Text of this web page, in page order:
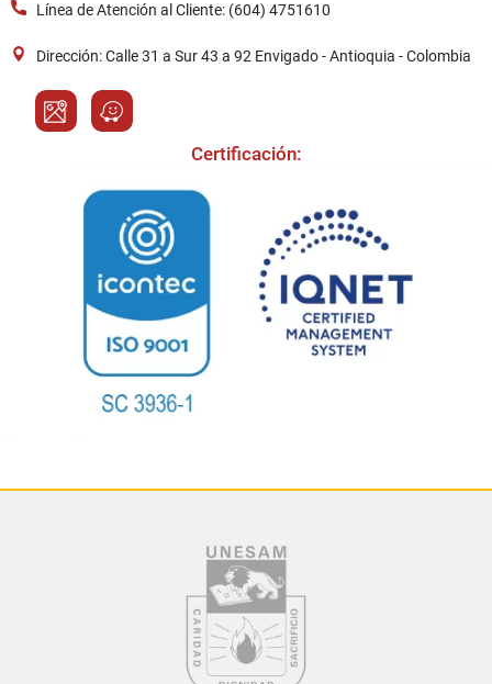
Línea de Atención al Cliente: (604) 4751610
Dirección: Calle 31 a Sur 43 a 92 Envigado - Antioquia - Colombia
Certificación: